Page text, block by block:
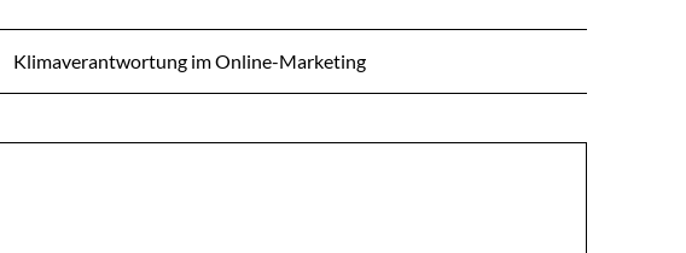
Klimaverantwortung im Online-Marketing